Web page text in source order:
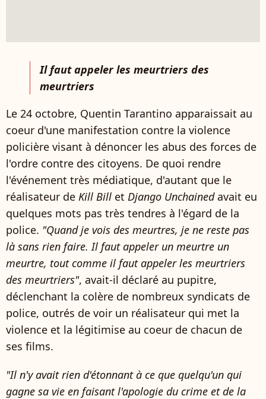
Il faut appeler les meurtriers des
meurtriers
Le 24 octobre, Quentin Tarantino apparaissait au
coeur d'une manifestation contre la violence
policière visant à dénoncer les abus des forces de
l'ordre contre des citoyens. De quoi rendre
l'événement très médiatique, d'autant que le
réalisateur de Kill Bill et Django Unchainedavait eu
quelques mots pas très tendres à l'égard de la
police. "Quand je vois des meurtres, je ne reste pas
là sans rien faire. Il faut appeler un meurtre un
meurtre, tout comme il faut appeler les meurtriers
des meurtriers", avait-il déclaré au pupitre,
déclenchant la colère de nombreux syndicats de
police, outrés de voir un réalisateur qui met la
violence et la légitimise au coeur de chacun de
ses films.
"Il n'y avait rien d'étonnant à ce que quelqu'un qui
gagne sa vie en faisant l'apologie du crime et de la